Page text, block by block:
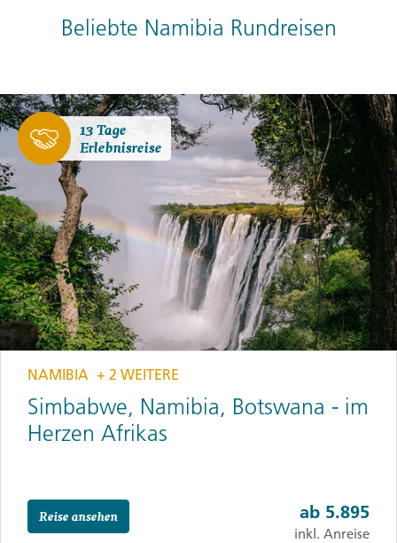
Beliebte Namibia Rundreisen
13 Tage
Erlebnisreise
NAMIBIA + 2 WEITERE
Simbabwe, Namibia, Botswana - im
Herzen Afrikas
Reise ansehen ab 5.895
inkl. Anreise